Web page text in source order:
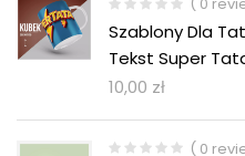
Szablony Dla
Tekst Super
10,00 zł
( 0